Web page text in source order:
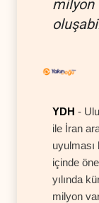
milyon
YDH -
ile İran
içinde
yılında
milyon